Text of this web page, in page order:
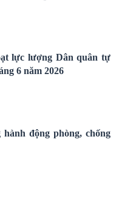
6 tháng đầu năm 2026